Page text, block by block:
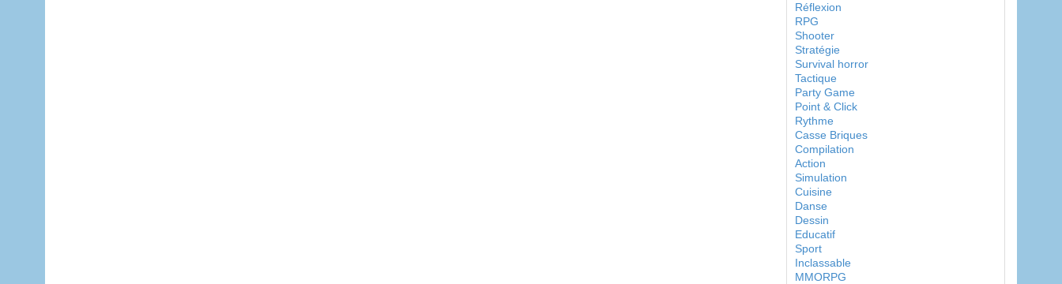
Réflexion
RPG
Shooter
Stratégie
Survival horror
Tactique
Party Game
Point & Click
Rythme
Casse Briques
Compilation
Action
Simulation
Cuisine
Danse
Dessin
Educatif
Sport
Inclassable
MMORPG